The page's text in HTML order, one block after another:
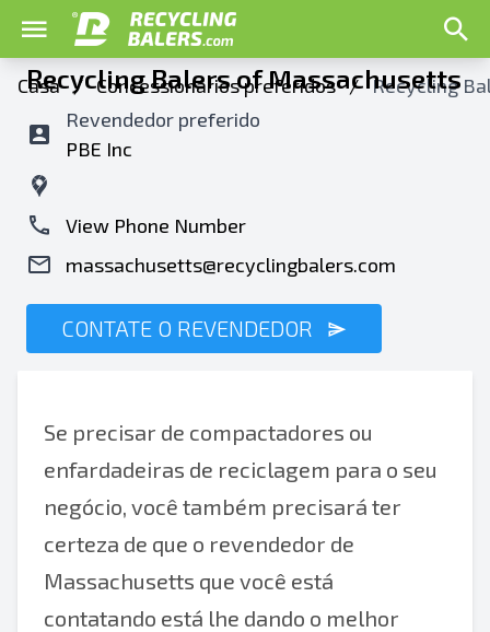
Casa / Concessionários preferidos / Recycling
Recycling Balers of Massachusetts
Revendedor preferido
PBE Inc
View Phone Number
massachusetts@recyclingbalers.com
CONTATE O REVENDEDOR
Se precisar de compactadores ou
enfardadeiras de reciclagem para o seu
negócio, você também precisará ter
certeza de que o revendedor de
Massachusetts que você está
contatando está lhe dando o melhor